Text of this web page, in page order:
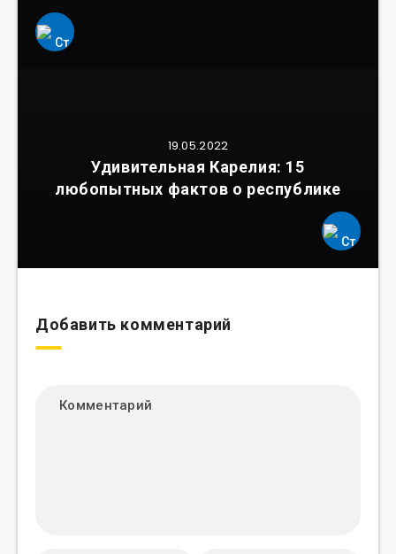
19.05.2022
Удивительная Карелия: 15
любопытных фактов о республике
Добавить комментарий